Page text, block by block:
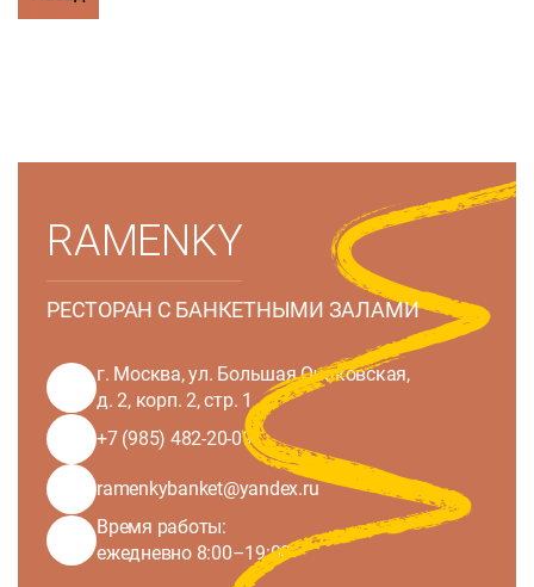
RAMENKY
РЕСТОРАН С БАНКЕТНЫМИ ЗАЛАМИ
г. Москва, ул. Большая Очаковская,
д. 2, корп. 2, стр. 1
+7 (985) 482-20-09
ramenkybanket@yandex.ru
Время работы:
ежедневно 8:00–19:00